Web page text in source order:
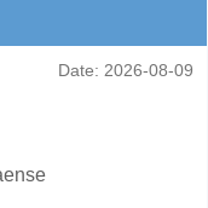
Date: 2026-08-09